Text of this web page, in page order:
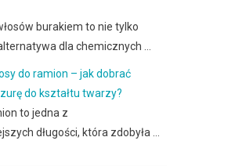
burakiem to nie tylko
dla chemicznych …
do ramion – jak dobrać
do kształtu twarzy?
to jedna z
długości, która zdobyła …